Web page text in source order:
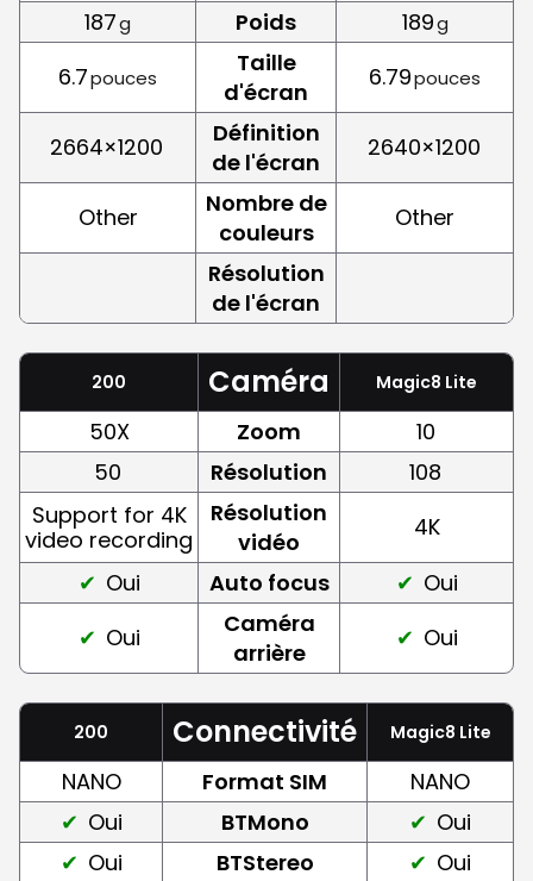
187g Poids 189g
6.7pouces
Taille
d'écran
6.79pouces
2664×1200
Définition
de l'écran
2640×1200
Other
Nombre de
couleurs
Other
Résolution
de l'écran
200 Caméra Magic8 Lite
50X Zoom
10
50
Résolution
108
Support for 4K
video recording
Résolution
vidéo
4K
Oui
Auto focus
Oui
Oui
Caméra
arrière
Oui
200 Connectivité Magic8 Lite
NANO Format SIM
NANO
Oui
BTMono
Oui
Oui
BTStereo
Oui